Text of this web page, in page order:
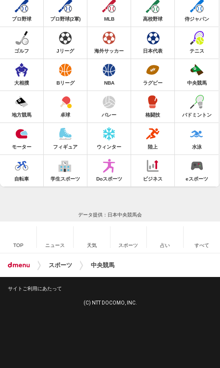
プロ野球 プロ野球(2軍) MLB 高校野球 侍ジャパン
ゴルフ Jリーグ 海外サッカー 日本代表 テニス
大相撲 Bリーグ NBA ラグビー 中央競馬
地方競馬 卓球 バレー 格闘技 バドミントン
モーター フィギュア ウィンター 陸上 水泳
自転車 学生スポーツ Doスポーツ ビジネス eスポーツ
データ提供：日本中央競馬会
TOP ニュース 天気 スポーツ 占い すべて
スポーツ 中央競馬
サイトご利用にあたって
(C) NTT DOCOMO, INC.